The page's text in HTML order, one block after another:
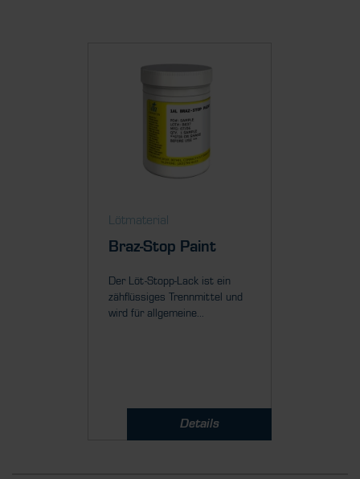
Lötmaterial
Braz-Stop Paint
Der Löt-Stopp-Lack ist ein
zähflüssiges Trennmittel und
wird für allgemeine...
Details